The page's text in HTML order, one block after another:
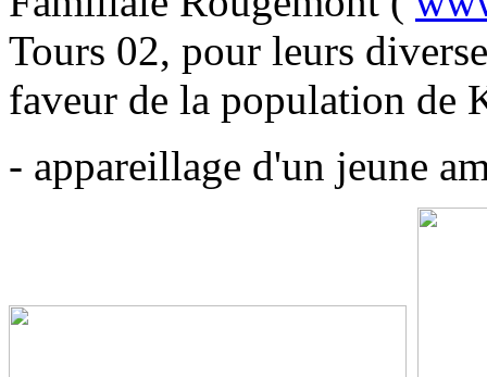
Tours 02, pour leurs
faveur de la population de
- appareillage d'un jeune